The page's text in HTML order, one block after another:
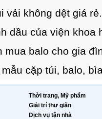
vải không dệt giá rẻ.
dầu của viện khoa
mua balo cho gia
cặp túi, balo,
Thời trang, Mỹ phẩm
Giải trí thư giãn
Dịch vụ tận nhà